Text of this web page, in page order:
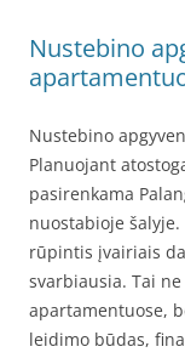
Nustebino
Nustebino
Planuojant
pasirenkama
nuostabioje
rūpintis įvairiais
svarbiausia. Tai
apartamentuose,
leidimo būdas,